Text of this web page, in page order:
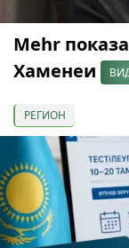
Mehr
Хаменеи
РЕГИОН